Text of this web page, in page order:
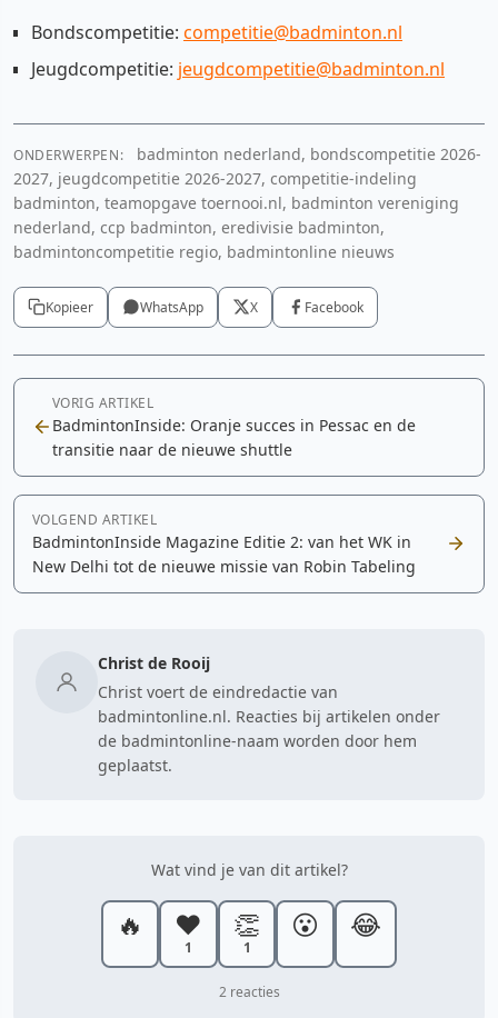
Bondscompetitie: competitie@badminton.nl
Jeugdcompetitie: jeugdcompetitie@badminton.nl
ONDERWERPEN:
badminton nederland, bondscompetitie 2026-
2027, jeugdcompetitie 2026-2027, competitie-indeling
badminton, teamopgave toernooi.nl, badminton vereniging
nederland, ccp badminton, eredivisie badminton,
badmintoncompetitie regio, badmintonline nieuws
Kopieer WhatsApp X Facebook
VORIG ARTIKEL
BadmintonInside: Oranje succes in Pessac en de
transitie naar de nieuwe shuttle
VOLGEND ARTIKEL
BadmintonInside Magazine Editie 2: van het WK in
New Delhi tot de nieuwe missie van Robin Tabeling
Christ de Rooij
Christ voert de eindredactie van
badmintonline.nl. Reacties bij artikelen onder
de badmintonline-naam worden door hem
geplaatst.
Wat vind je van dit artikel?
🔥 ❤️
1
👏
1
😮 😂
2 reacties